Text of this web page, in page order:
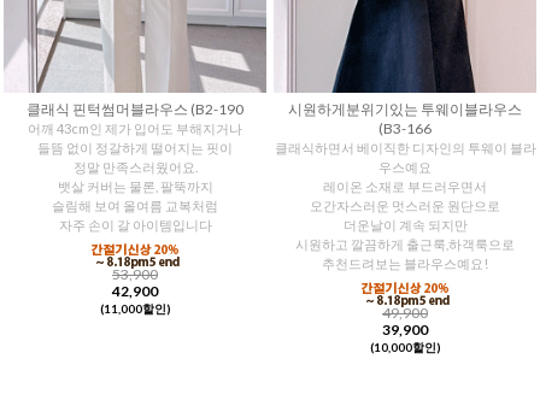
클래식 핀턱썸머블라우스 (B2-190
어깨 43cm인 제가 입어도 부해지거나
들뜸 없이 정갈하게 떨어지는 핏이
정말 만족스러웠어요.
뱃살 커버는 물론, 팔뚝까지
슬림해 보여 올여름 교복처럼
자주 손이 갈 아이템입니다
53,900
42,900
(11,000할인)
시원하게분위기있는 투웨이블라우스
(B3-166
클래식하면서 베이직한 디자인의 투웨이 블라
우스예요
레이온 소재로 부드러우면서
오간자스러운 멋스러운 원단으로
더운날이 계속 되지만
시원하고 깔끔하게 출근룩,하객룩으로
추천드려보는 블라우스예요!
49,900
39,900
(10,000할인)